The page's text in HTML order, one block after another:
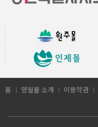
홈 영월몰 소개 이용약관